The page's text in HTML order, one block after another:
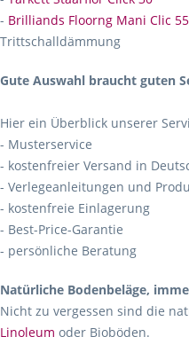
- Brilliands Floorng Mani Clic 55
Trittschalldämmung
Gute Auswahl braucht guten
Hier ein Überblick unserer
- Musterservice
- kostenfreier Versand in
- Verlegeanleitungen und
- kostenfreie Einlagerung
- Best-Price-Garantie
- persönliche Beratung
Natürliche Bodenbeläge,
Nicht zu vergessen sind die
Linoleum oder Bioböden.